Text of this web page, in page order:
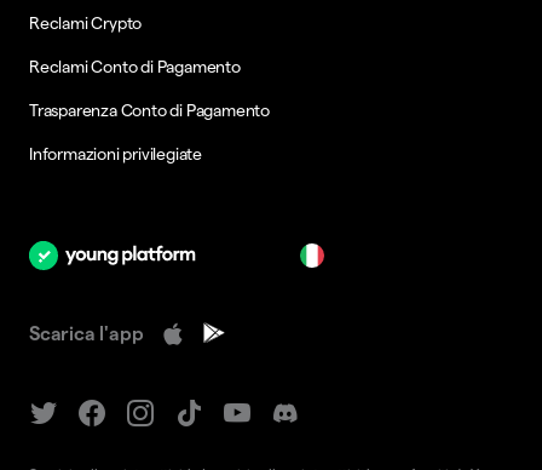
Reclami Crypto
Reclami Conto di Pagamento
Trasparenza Conto di Pagamento
Informazioni privilegiate
Scarica l'app